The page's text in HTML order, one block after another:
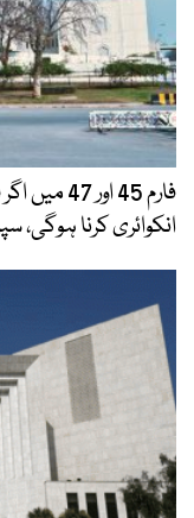
فارم 45
انکوائری کرنا ہوگی،